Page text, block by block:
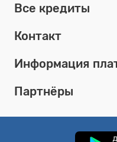
Все кредиты
Контакт
Информация
Партнёры